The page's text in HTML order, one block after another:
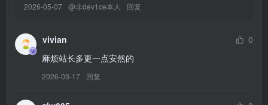
054.陆萱萱 – 内购无水印 白色礼裙[91P／1.22GB]
[9.20]
053.安然 – 内购无水印 我的兔女郎 [88P-1.11GB]
052.安然 – 内购无水印 香艳学妹[90P／1.04GB]
2026-05-07 @非dev1ce本人 回复
vivian
0
麻烦站长多更一点安然的
2026-03-17 回复